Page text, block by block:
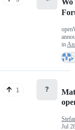
in
1 ❓
Jul